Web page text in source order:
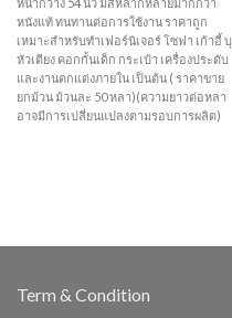
หน้ากว้าง 54 นิ้ว มีสีหลากหลายมากกว่า
หนังแท้ ทนทานต่อการใช้งาน ราคาถูก
เหมาะสำหรับทำเฟอร์นิเจอร์ โซฟา เก้าอี้ บุ
หัวเตียง คอกกั้นเด็ก กระเป๋า เครื่องประดับ
และงานตกแต่งภายใน เป็นต้น ( ราคาขาย
ยกม้วน ม้วนละ 50 หลา)(ความยาวต่อหลา
อาจมีการเปลี่ยนแปลงตามรอบการผลิต)
Term & Condition